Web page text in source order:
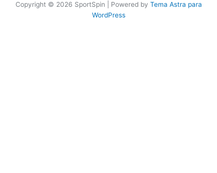
Copyright © 2026 SportSpin | Powered by Tema Astra para
WordPress